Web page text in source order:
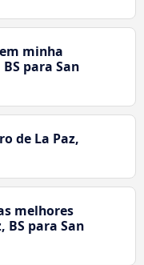
minha
para San
de La Paz,
melhores
BS para San